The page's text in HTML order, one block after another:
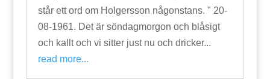
står ett ord om Holgersson någonstans. " 20-
08-1961. Det är söndagmorgon och blåsigt
och kallt och vi sitter just nu och dricker...
read more...